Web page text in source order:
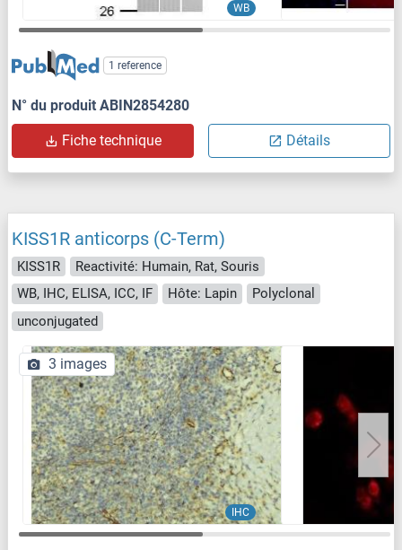
WB
1 reference
N° du produit ABIN2854280
Fiche technique Détails
KISS1R anticorps (C-Term)
KISS1R
Reactivité: Humain, Rat, Souris
WB, IHC, ELISA, ICC, IF
Hôte: Lapin
Polyclonal
unconjugated
IHC
3 images